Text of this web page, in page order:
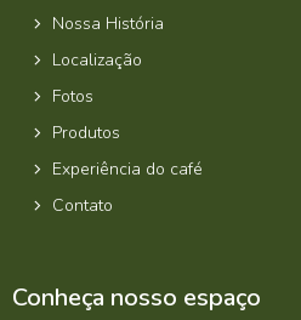
Nossa História
Localização
Fotos
Produtos
Experiência do café
Contato
Conheça nosso espaço